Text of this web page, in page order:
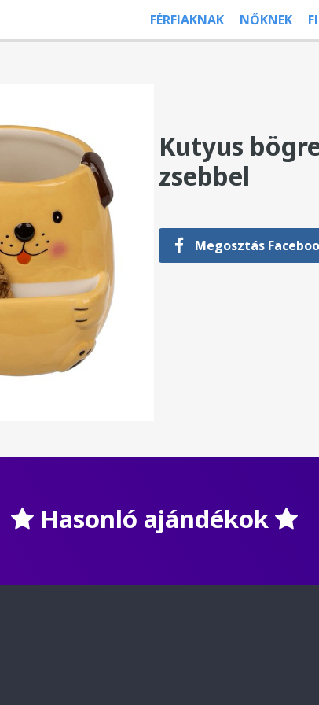
FÉRFIAKNAK NŐKNEK
Kutyus
zsebbel
Megosztás
Hasonló ajándékok